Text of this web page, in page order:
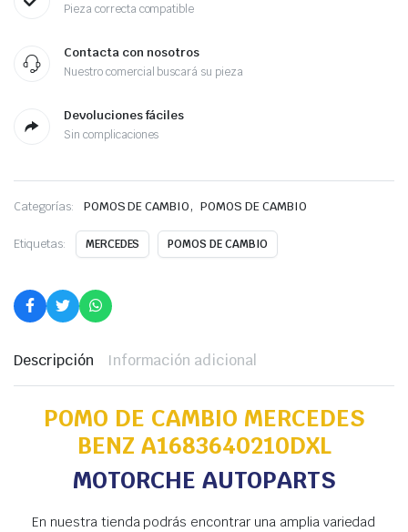
Pieza correcta compatible
Contacta con nosotros
Nuestro comercial buscará su pieza
Devoluciones fáciles
Sin complicaciones
Categorías: POMOS DE CAMBIO, POMOS DE CAMBIO
Etiquetas: MERCEDES POMOS DE CAMBIO
Descripción Información adicional
POMO DE CAMBIO MERCEDES
BENZ A1683640210DXL
MOTORCHE AUTOPARTS
En nuestra tienda podrás encontrar una amplia variedad